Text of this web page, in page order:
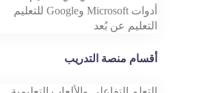
أدوات Microsoft وGoogle للتعليم
التعليم عن بُعد
أقسام منصة التدريب